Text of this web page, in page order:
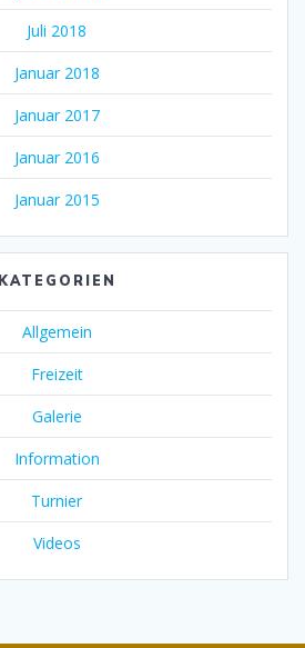
Juli 2018
Januar 2018
Januar 2017
Januar 2016
Januar 2015
KATEGORIEN
Allgemein
Freizeit
Galerie
Information
Turnier
Videos